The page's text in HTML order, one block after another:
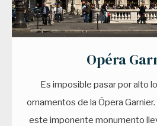
Opéra
Es imposible pasar por alto
ornamentos de la Ópera
este imponente monumento